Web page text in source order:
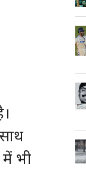
में भी